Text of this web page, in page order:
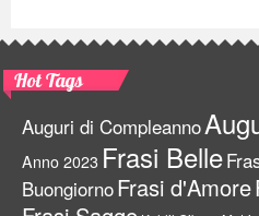
Hot Tags
Auguri di Compleanno
Anno 2023 Frasi Belle
BuongiornoFrasi d'Amore